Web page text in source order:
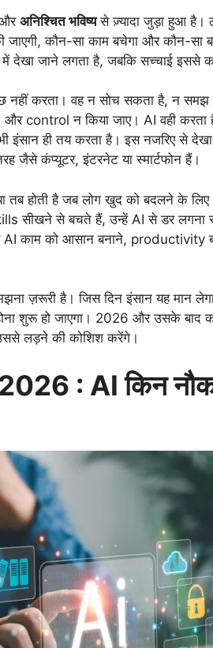
अनिश्चित भविष्यसे ज़्यादा जुड़ा हुआ है।
कौन-सा काम बचेगा और कौन-सा
देखा जाने लगता है, जबकि सच्चाई इससे
करता। वह न सोच सकता है, न समझ
control न किया जाए। AI वही करता
इंसान ही तय करता है। इस नजरिए से
जैसे कंप्यूटर, इंटरनेट या स्मार्टफोन हैं।
होती है जब लोग खुद को बदलने के लिए
सीखने से बचते हैं, उन्हें AI से डर लगना
काम को आसान बनाने, productivity
ज़रूरी है। जिस दिन इंसान यह मान
शुरू हो जाएगा। 2026 और उसके बाद
लड़ने की कोशिश करेंगे।
: AI किन